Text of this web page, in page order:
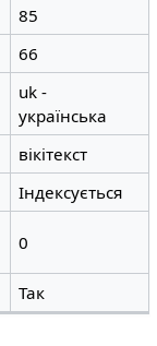
85
66
uk -
українська
вікітекст
Індексується
0
Так